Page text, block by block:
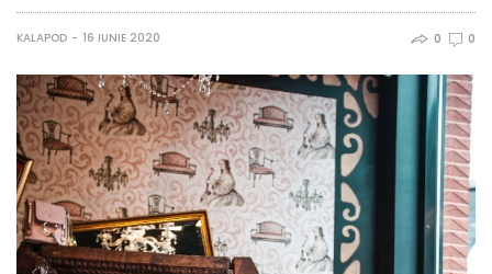
KALAPOD 16 IUNIE 2020 0 0